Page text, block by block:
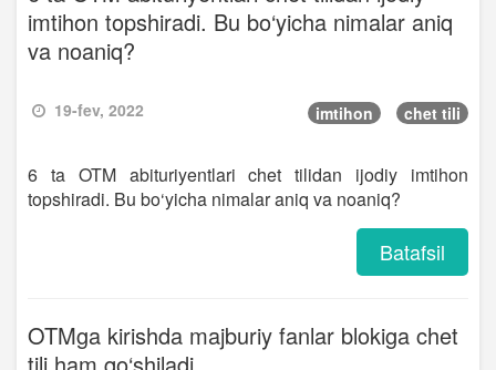
imtihon topshiradi. Bu bo‘yicha nimalar aniq
va noaniq?
19-fev, 2022 imtihon chet tili
6 ta OTM abituriyentlari chet tilidan ijodiy imtihon
topshiradi. Bu bo‘yicha nimalar aniq va noaniq?
Batafsil
OTMga kirishda majburiy fanlar blokiga chet
tili ham qo‘shiladi